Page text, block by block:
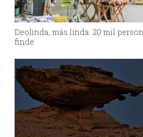
Deolinda, más linda: 20 mil
finde